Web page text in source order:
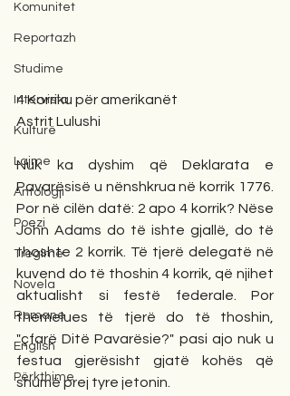
Komunitet
Reportazh
Studime
Intervista
Kulturë
Lajme
Antologji
Poezi
Tregime
Novela
Romane
English
Përkthime
4 Korriku për amerikanët
Astrit Lulushi
Nuk ka dyshim që Deklarata e
Pavarësisë u nënshkrua në korrik 1776.
Por në cilën datë: 2 apo 4 korrik? Nëse
John Adams do të ishte gjallë, do të
thoshte 2 korrik. Të tjerë delegatë në
kuvend do të thoshin 4 korrik, që njihet
aktualisht si festë federale. Por
themelues të tjerë do të thoshin,
"çfarë Ditë Pavarësie?" pasi ajo nuk u
festua gjerësisht gjatë kohës që
shumë prej tyre jetonin.